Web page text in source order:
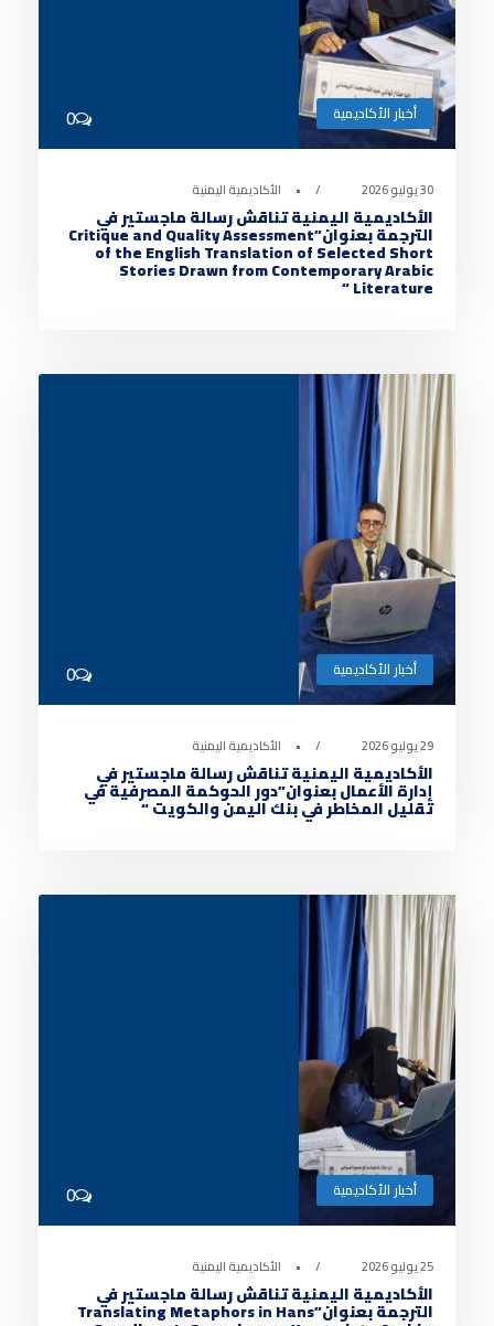
أخبار الأكاديمية 0
30 يوليو 2026 • الأكاديمية اليمنية
الأكاديمية اليمنية تناقش رسالة ماجستير في
الترجمة بعنوان”Critique and Quality Assessment
of the English Translation of Selected Short
Stories Drawn from Contemporary Arabic
Literature “
أخبار الأكاديمية 0
29 يوليو 2026 • الأكاديمية اليمنية
الأكاديمية اليمنية تناقش رسالة ماجستير في
إدارة الأعمال بعنوان”دور الحوكمة المصرفية في
تقليل المخاطر في بنك اليمن والكويت “
أخبار الأكاديمية 0
25 يوليو 2026 • الأكاديمية اليمنية
الأكاديمية اليمنية تناقش رسالة ماجستير في
الترجمة بعنوان”Translating Metaphors in Hans